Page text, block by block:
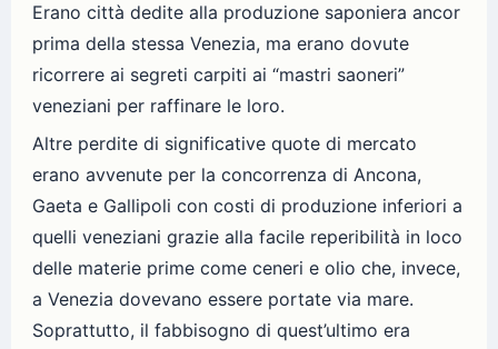
Erano città dedite alla produzione saponiera ancor
prima della stessa Venezia, ma erano dovute
ricorrere ai segreti carpiti ai “mastri saoneri”
veneziani per raffinare le loro.
Altre perdite di significative quote di mercato
erano avvenute per la concorrenza di Ancona,
Gaeta e Gallipoli con costi di produzione inferiori a
quelli veneziani grazie alla facile reperibilità in loco
delle materie prime come ceneri e olio che, invece,
a Venezia dovevano essere portate via mare.
Soprattutto, il fabbisogno di quest’ultimo era